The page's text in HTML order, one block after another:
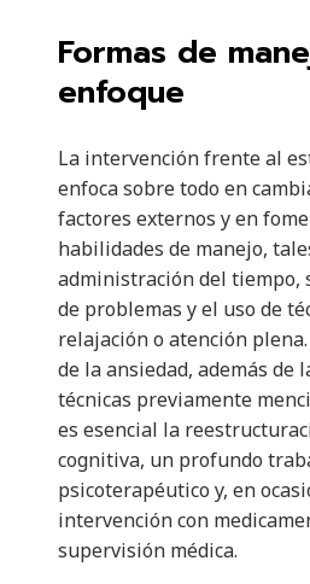
Formas de
enfoque
La intervención frente al
enfoca sobre todo en
factores externos y en
habilidades de manejo,
administración del tiempo,
de problemas y el uso de
relajación o atención plena.
de la ansiedad, además de
técnicas previamente
es esencial la
cognitiva, un profundo
psicoterapéutico y, en
intervención con
supervisión médica.